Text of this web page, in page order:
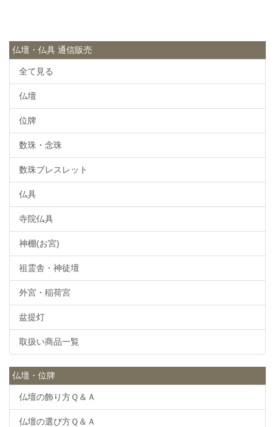
仏壇・仏具 通信販売
全て見る
仏壇
位牌
数珠・念珠
数珠ブレスレット
仏具
寺院仏具
神棚(お宮)
祖霊舎・神徒壇
外宮・稲荷宮
盆提灯
取扱い商品一覧
仏壇・位牌
仏壇の飾り方Ｑ＆Ａ
仏壇の選び方Ｑ＆Ａ